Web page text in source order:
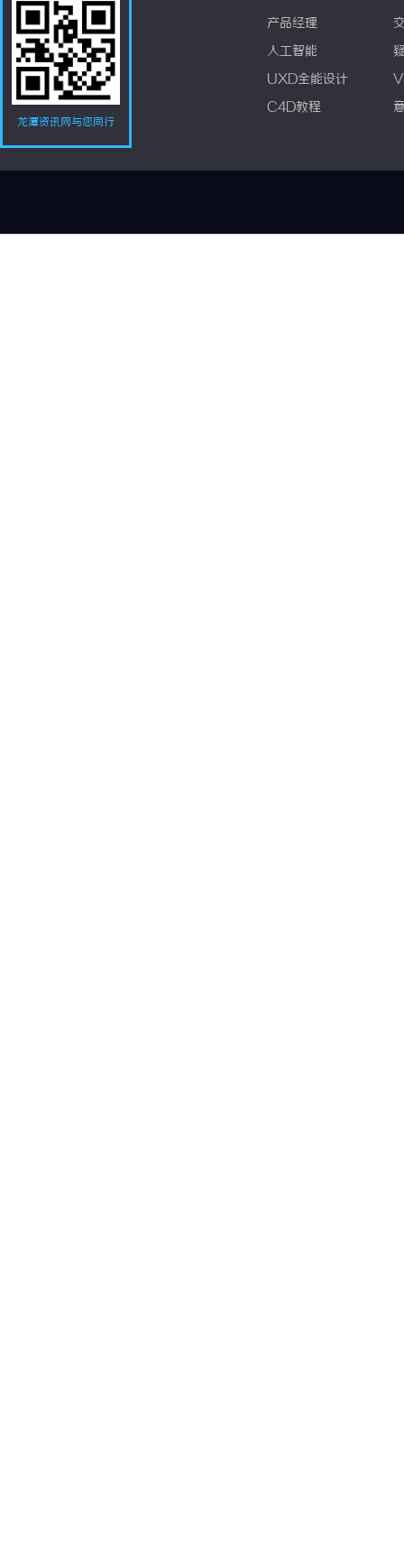
龙潭资讯网与您同行
产品经理
人工智能
UXD全能设计
C4D教程